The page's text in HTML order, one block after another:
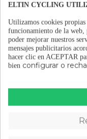
También podría
Guantes Eltin Skipp
ELTIN CYCLING
Utilizamos cookies propias
funcionamiento de la web,
poder mejorar nuestros
mensajes publicitarios
hacer clic en ACEPTAR
bien configurar o